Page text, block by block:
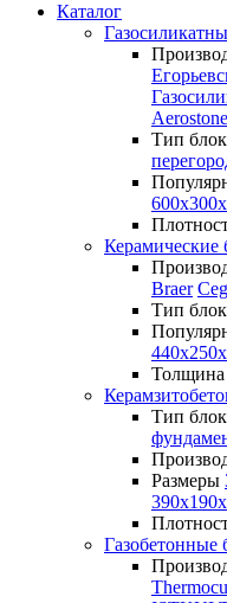
Каталог
Тип
Керамические
Braer
Тип
Толщина
Тип
Размеры
Газобетонные